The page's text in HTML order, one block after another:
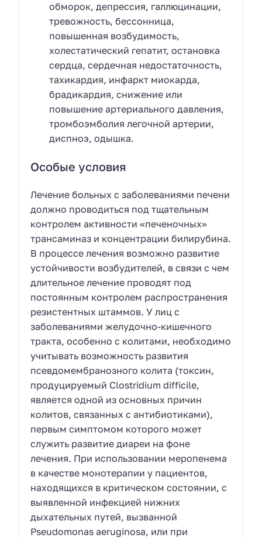
обморок, депрессия, галлюцинации,
тревожность, бессонница,
повышенная возбудимость,
холестатический гепатит, остановка
сердца, сердечная недостаточность,
тахикардия, инфаркт миокарда,
брадикардия, снижение или
повышение артериального давления,
тромбоэмболия легочной артерии,
диспноэ, одышка.
Особые условия
Лечение больных с заболеваниями печени
должно проводиться под тщательным
контролем активности «печеночных»
трансаминаз и концентрации билирубина.
В процессе лечения возможно развитие
устойчивости возбудителей, в связи с чем
длительное лечение проводят под
постоянным контролем распространения
резистентных штаммов. У лиц с
заболеваниями желудочно-кишечного
тракта, особенно с колитами, необходимо
учитывать возможность развития
псевдомембранозного колита (токсин,
продуцируемый Clostridium difficile,
является одной из основных причин
колитов, связанных с антибиотиками),
первым симптомом которого может
служить развитие диареи на фоне
лечения. При использовании меропенема
в качестве монотерапии у пациентов,
находящихся в критическом состоянии, с
выявленной инфекцией нижних
дыхательных путей, вызванной
Pseudomonas aeruginosa, или при